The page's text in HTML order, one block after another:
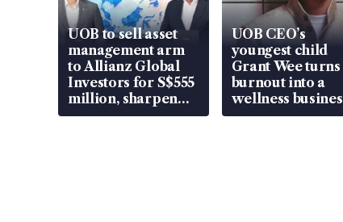
UOB to sell asset
management arm
to Allianz Global
Investors for S$555
million, sharpen
wealth advisory
UOB CEO’s
youngest child
Grant Wee turns
burnout into a
wellness